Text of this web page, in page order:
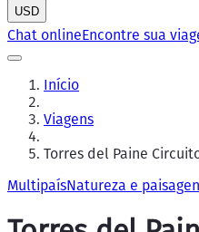
USD
Chat onlineEncontre sua
Início
Viagens
Torres del Paine
MultipaísNatureza e